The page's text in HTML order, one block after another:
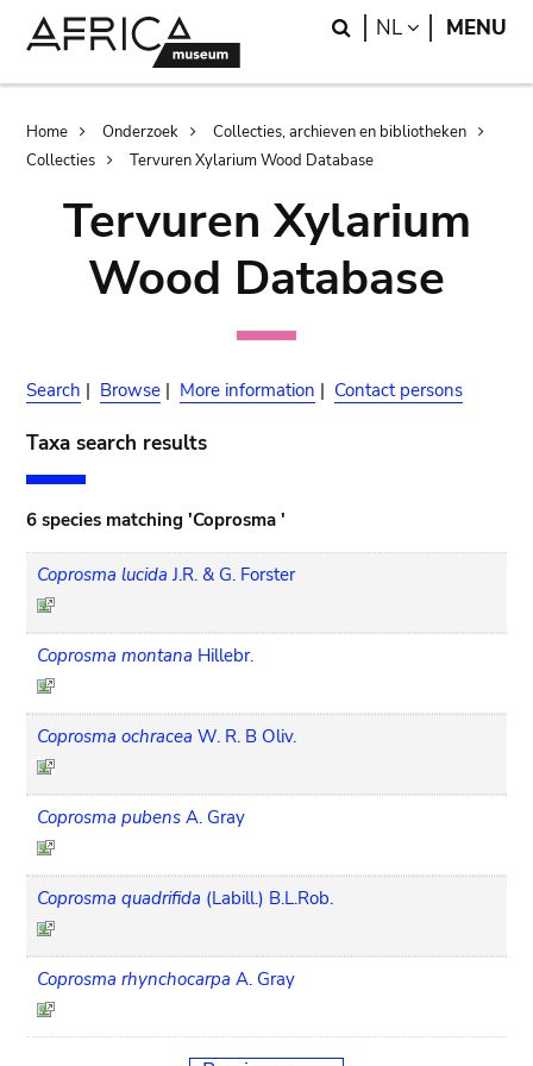
Search
NL LANGUAGE
MENU
Breadcrumb
Home Onderzoek
Collecties, archieven en bibliotheken
Collecties
Tervuren Xylarium Wood Database
Tervuren Xylarium
Wood Database
Search | Browse | More information | Contact persons
Taxa search results
6 species matching 'Coprosma '
Coprosma lucida J.R. & G. Forster
Coprosma montana Hillebr.
Coprosma ochracea W. R. B Oliv.
Coprosma pubens A. Gray
Coprosma quadrifida (Labill.) B.L.Rob.
Coprosma rhynchocarpa A. Gray